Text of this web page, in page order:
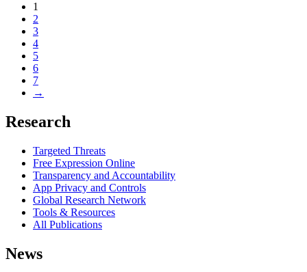
1
2
3
4
5
6
7
→
Research
Targeted Threats
Free Expression Online
Transparency and Accountability
App Privacy and Controls
Global Research Network
Tools & Resources
All Publications
News